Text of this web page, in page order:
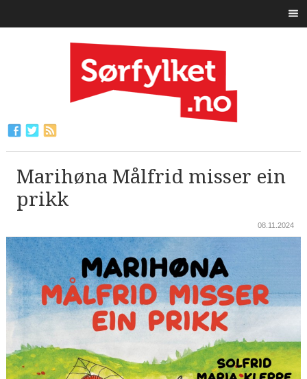
Marihøna Målfrid misser ein
prikk
08.11.2024